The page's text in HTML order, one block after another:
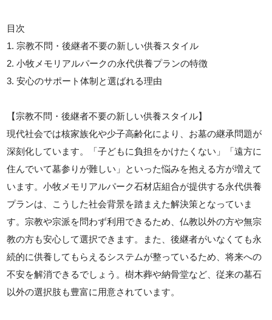
目次
1. 宗教不問・後継者不要の新しい供養スタイル
2. 小牧メモリアルパークの永代供養プランの特徴
3. 安心のサポート体制と選ばれる理由
【宗教不問・後継者不要の新しい供養スタイル】
現代社会では核家族化や少子高齢化により、お墓の継承問題が
深刻化しています。「子どもに負担をかけたくない」「遠方に
住んでいて墓参りが難しい」といった悩みを抱える方が増えて
います。小牧メモリアルパーク石材店組合が提供する永代供養
プランは、こうした社会背景を踏まえた解決策となっていま
す。宗教や宗派を問わず利用できるため、仏教以外の方や無宗
教の方も安心して選択できます。また、後継者がいなくても永
続的に供養してもらえるシステムが整っているため、将来への
不安を解消できるでしょう。樹木葬や納骨堂など、従来の墓石
以外の選択肢も豊富に用意されています。